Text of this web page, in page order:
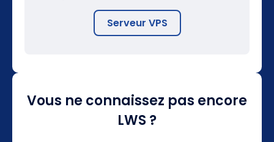
Serveur VPS
Vous ne connaissez pas encore
LWS ?